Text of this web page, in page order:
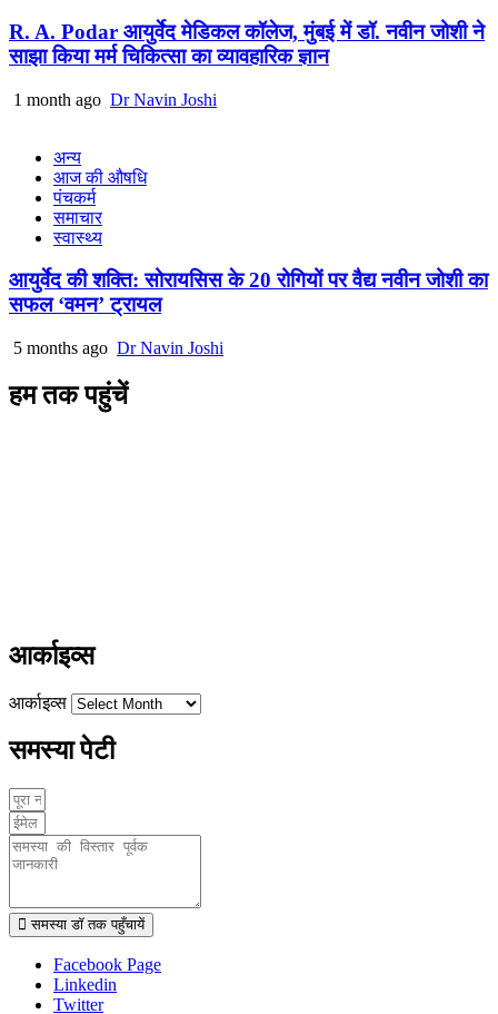
R. A. Podar आयुर्वेद मेडिकल कॉलेज, मुंबई में डॉ. नवीन जोशी ने
साझा किया मर्म चिकित्सा का व्यावहारिक ज्ञान
1 month ago Dr Navin Joshi
अन्य
आज की औषधि
पंचकर्म
समाचार
स्वास्थ्य
आयुर्वेद की शक्ति: सोरायसिस के 20 रोगियों पर वैद्य नवीन जोशी का
सफल ‘वमन’ ट्रायल
5 months ago Dr Navin Joshi
हम तक पहुंचें
आर्काइव्स
आर्काइव्स
समस्या पेटी
समस्या डॉ तक पहुँचायें
Facebook Page
Linkedin
Twitter